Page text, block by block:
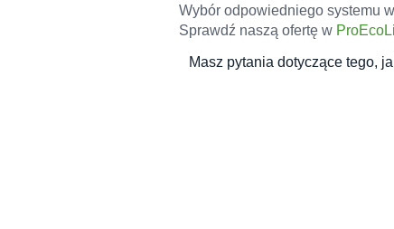
Wybór odpowiedniego systemu
Sprawdź naszą ofertę w
Masz pytania dotyczące tego,